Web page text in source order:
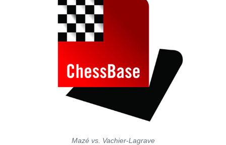
Mazé vs. Vachier-Lagrave